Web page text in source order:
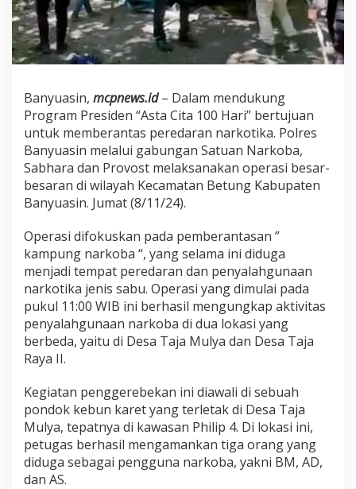
a
n
i
G
e
e
b
e
k
K
a
m
p
u
g
N
a
r
k
o
b
a
Banyuasin, mcpnews.id– Dalam mendukung
Program Presiden “Asta Cita 100 Hari” bertujuan
untuk memberantas peredaran narkotika. Polres
Banyuasin melalui gabungan Satuan Narkoba,
Sabhara dan Provost melaksanakan operasi besar-
besaran di wilayah Kecamatan Betung Kabupaten
Banyuasin. Jumat (8/11/24).
Operasi difokuskan pada pemberantasan ”
kampung narkoba “, yang selama ini diduga
menjadi tempat peredaran dan penyalahgunaan
narkotika jenis sabu. Operasi yang dimulai pada
pukul 11:00 WIB ini berhasil mengungkap aktivitas
penyalahgunaan narkoba di dua lokasi yang
berbeda, yaitu di Desa Taja Mulya dan Desa Taja
Raya II.
Kegiatan penggerebekan ini diawali di sebuah
pondok kebun karet yang terletak di Desa Taja
Mulya, tepatnya di kawasan Philip 4. Di lokasi ini,
petugas berhasil mengamankan tiga orang yang
diduga sebagai pengguna narkoba, yakni BM, AD,
dan AS.